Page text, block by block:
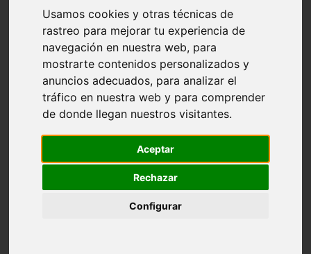
Usamos cookies y otras técnicas de
rastreo para mejorar tu experiencia de
navegación en nuestra web, para
mostrarte contenidos personalizados y
anuncios adecuados, para analizar el
tráfico en nuestra web y para comprender
de donde llegan nuestros visitantes.
Aceptar
Rechazar
Configurar
Málaga - júzcar
Huesca - alquézar
Huesca - castejón-de-sos
Lleida - alt-àneu
Córdoba - almedinilla
Navarra - zangoza
Cantabria - arenas-de-iguña
Barcelona - la-pobla-de-lillet
Murcia - cartagena
Madrid - nuevo-baztán